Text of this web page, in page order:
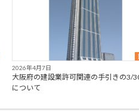
2026年4月7日
大阪府の建設業許可関連の手引きの3/
について